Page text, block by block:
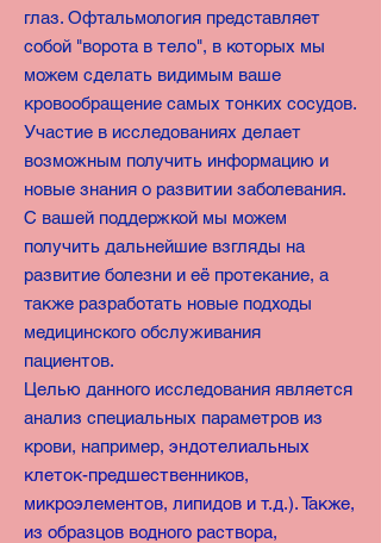
глаз. Офтальмология представляет
собой "ворота в тело", в которых мы
можем сделать видимым ваше
кровообращение самых тонких сосудов.
Участие в исследованиях делает
возможным получить информацию и
новые знания о развитии заболевания.
С вашей поддержкой мы можем
получить дальнейшие взгляды на
развитие болезни и её протекание, а
также разработать новые подходы
медицинского обслуживания
пациентов.
Целью данного исследования является
анализ специальных параметров из
крови, например, эндотелиальных
клеток-предшественников,
микроэлементов, липидов и т.д.). Также,
из образцов водного раствора,